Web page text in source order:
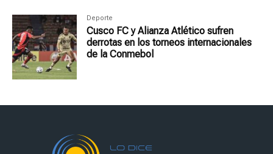
Deporte
Cusco FC y Alianza Atlético sufren
derrotas en los torneos internacionales
de la Conmebol